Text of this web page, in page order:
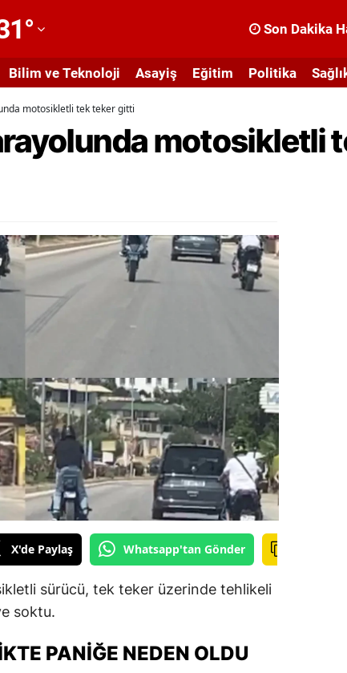
° Son Dakika
Bilim ve Teknoloji Asayiş Eğitim Politika
motosikletli tek teker gitti
motosikletli
X'de Paylaş Whatsapp'tan Gönder
sürücü, tek teker üzerinde tehlikeli
soktu.
PANIĞE NEDEN OLDU